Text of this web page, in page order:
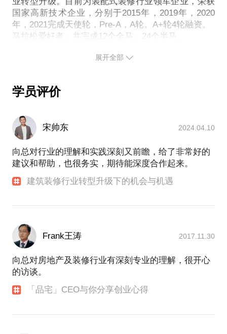
竟一小时的谈话只能解决一个小问题。请把你的问题
提前发给我，方便我做更精确的准备，提升见面效
国家高新技术企业，分别于2015年，2019年，2020
年，2021完成天使轮，Pre-A，A轮。A+轮4轮融资。
马拉松爱好者，共完成12个全马，24个半马。
展开全部
学员评价
宋帅东 2024.04.10
向总对行业的理解和实践深刻又前瞻，给了非常好的
建议和帮助，也很务实，期待能深度合作起来。
建筑装修行业转型升级下的机会与机遇
Frank王涛 2017.11.30
向总对房地产及装修行业有深刻专业的理解，很开心
的访谈。
「品宅」CEO与你分享创业心得